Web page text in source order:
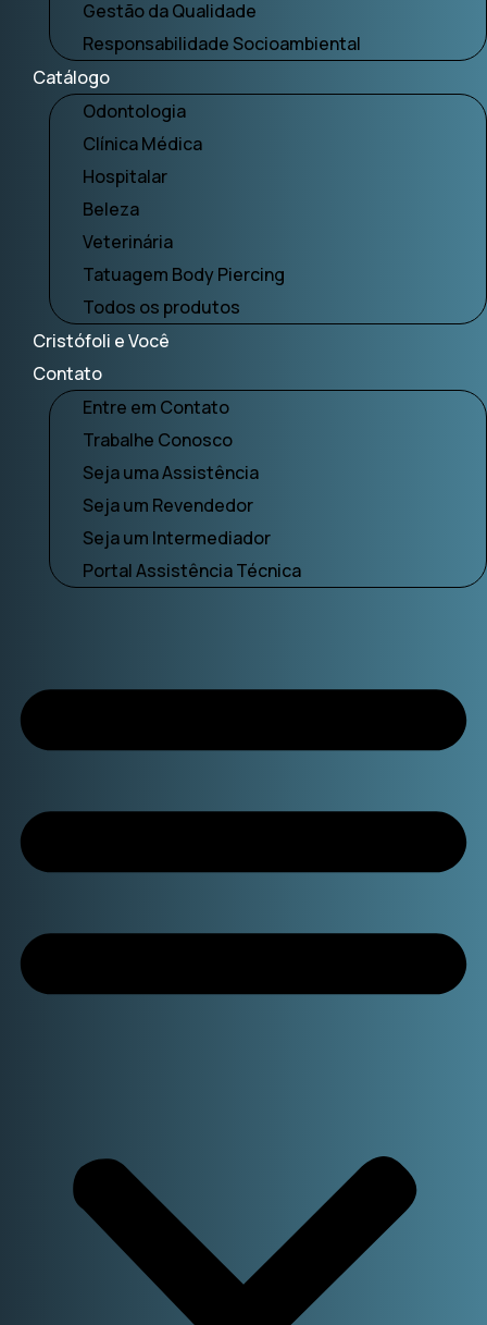
Gestão da Qualidade
Responsabilidade Socioambiental
Catálogo
Odontologia
Clínica Médica
Hospitalar
Beleza
Veterinária
Tatuagem Body Piercing
Todos os produtos
Cristófoli e Você
Contato
Entre em Contato
Trabalhe Conosco
Seja uma Assistência
Seja um Revendedor
Seja um Intermediador
Portal Assistência Técnica